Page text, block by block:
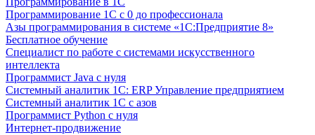
Программирование 1С с 0 до профессионала
Азы программирования в системе «1С:Предприятие 8»
Бесплатное обучение
Специалист по работе с системами искусственного
интеллекта
Программист Java с нуля
Системный аналитик 1С: ERP Управление предприятием
Системный аналитик 1С с азов
Программист Python с нуля
Интернет-продвижение